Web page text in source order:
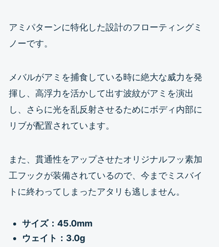
アミパターンに特化した設計のフローティングミ
ノーです。
メバルがアミを捕食している時に絶大な威力を発
揮し、高浮力を活かして出す波紋がアミを演出
し、さらに光を乱反射させるためにボディ内部に
リブが配置されています。
また、貫通性をアップさせたオリジナルフッ素加
工フックが装備されているので、今までミスバイ
トに終わってしまったアタリも逃しません。
サイズ：45.0mm
ウェイト：3.0g